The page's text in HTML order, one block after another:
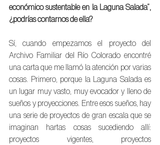
económico sustentable en la Laguna Salada”,
¿podrías contarnos de ella?
Sí, cuando empezamos el proyecto del
Archivo Familiar del Río Colorado encontré
una carta que me llamó la atención por varias
cosas. Primero, porque la Laguna Salada es
un lugar muy vasto, muy evocador y lleno de
sueños y proyecciones. Entre esos sueños, hay
una serie de proyectos de gran escala que se
imaginan hartas cosas sucediendo allí:
proyectos vigentes, proyectos